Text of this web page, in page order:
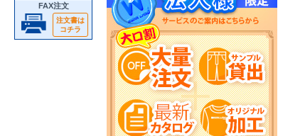
FAX注文
注文書は
コチラ